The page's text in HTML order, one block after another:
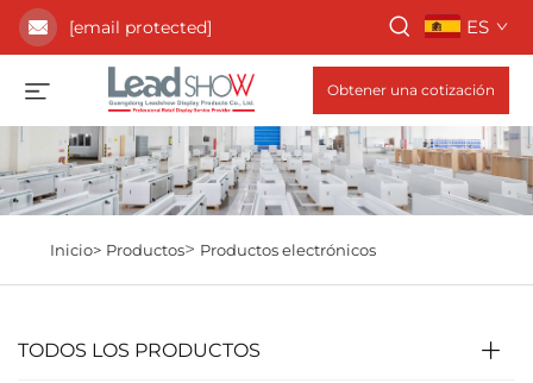
[email protected] ES
Obtener una cotización
Inicio> Productos> Productos electrónicos
TODOS LOS PRODUCTOS